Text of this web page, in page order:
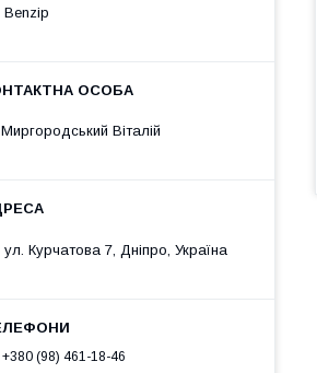
Benzip
Миргородський Віталій
ул. Курчатова 7, Дніпро, Україна
+380 (98) 461-18-46